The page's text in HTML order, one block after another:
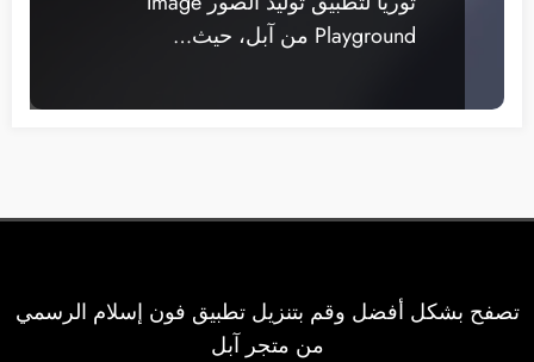
Playground من آبل، حيث…
تصفح بشكل أفضل وقم بتنزيل تطبيق فون إسلام الرسمي
من متجر آبل